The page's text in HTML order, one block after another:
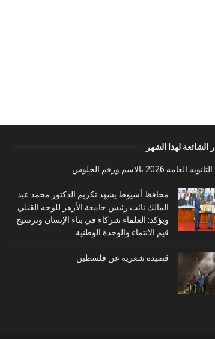
الشائعة لهذا الشهر
العامه 2026 بالاسم ورقم الجلوس
محافظ أسيوط يشهد تكريم الدكتور محمد عبد
المالك نائب رئيس جامعة الأزهر للوجه القبلي
ويؤكد: العلماء شركاء في بناء الإنسان وترسيخ
قيم الانتماء والوحدة الوطنية
قصيده شعريه عن فلسطين